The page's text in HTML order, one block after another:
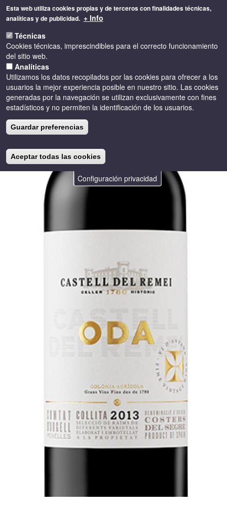
Configuración privacidad
Esta web utiliza cookies propias y de terceros con finalidades técnicas,
analíticas y de publicidad. + Info
Técnicas
Cookies técnicas, imprescindibles para el correcto funcionamiento
del sitio web.
Analíticas
Utilizamos los datos recopilados por las cookies para ofrecer a los
usuarios la mejor experiencia posible en nuestro sitio. Las cookies
generadas por la navegación se utilizan exclusivamente con fines
estadísticos y no permiten la identificación de los usuarios.
Guardar preferencias
Aceptar todas las cookies
Pasar
principal